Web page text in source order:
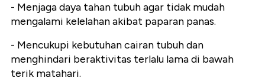
- Menjaga daya tahan tubuh agar tidak mudah
mengalami kelelahan akibat paparan panas.
- Mencukupi kebutuhan cairan tubuh dan
menghindari beraktivitas terlalu lama di bawah
terik matahari.